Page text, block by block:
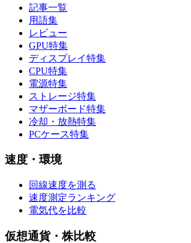
記事一覧
用語集
レビュー
GPU特集
ディスプレイ特集
CPU特集
電源特集
ストレージ特集
マザーボード特集
冷却・放熱特集
PCケース特集
速度・環境
回線速度を測る
速度測定ランキング
電気代を比較
仮想通貨・株比較